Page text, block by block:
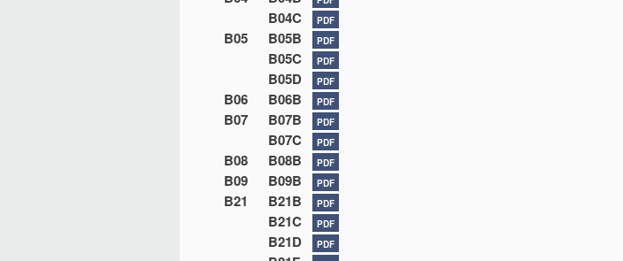
B04C PDF
B05 B05B PDF
B05C PDF
B05D PDF
B06 B06B PDF
B07 B07B PDF
B07C PDF
B08 B08B PDF
B09 B09B PDF
B21 B21B PDF
B21C PDF
B21D PDF